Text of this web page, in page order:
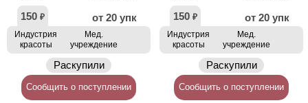
150 ₽ от 20 упк
Индустрия
красоты
Мед.
учреждение
Раскупили
Сообщить о поступлении
150 ₽ от 20 упк
Индустрия
красоты
Мед.
учреждение
Раскупили
Сообщить о поступлении